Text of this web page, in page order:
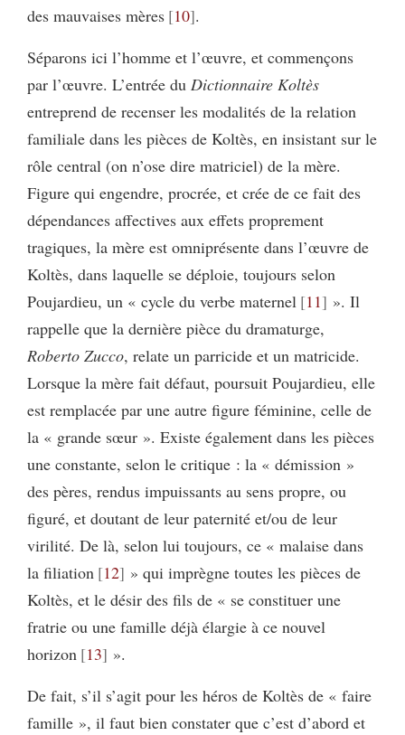
des mauvaises mères 10 .
Séparons ici l’homme et l’œuvre, et commençons
par l’œuvre. L’entrée du Dictionnaire Koltès
entreprend de recenser les modalités de la relation
familiale dans les pièces de Koltès, en insistant sur le
rôle central (on n’ose dire matriciel) de la mère.
Figure qui engendre, procrée, et crée de ce fait des
dépendances affectives aux effets proprement
tragiques, la mère est omniprésente dans l’œuvre de
Koltès, dans laquelle se déploie, toujours selon
Poujardieu, un « cycle du verbe maternel 11
». Il
rappelle que la dernière pièce du dramaturge,
Roberto Zucco, relate un parricide et un matricide.
Lorsque la mère fait défaut, poursuit Poujardieu, elle
est remplacée par une autre figure féminine, celle de
la « grande sœur ». Existe également dans les pièces
une constante, selon le critique : la « démission »
des pères, rendus impuissants au sens propre, ou
figuré, et doutant de leur paternité et/ou de leur
virilité. De là, selon lui toujours, ce « malaise dans
la filiation 12 » qui imprègne toutes les pièces de
Koltès, et le désir des fils de « se constituer une
fratrie ou une famille déjà élargie à ce nouvel
horizon 13 ».
De fait, s’il s’agit pour les héros de Koltès de « faire
famille », il faut bien constater que c’est d’abord et